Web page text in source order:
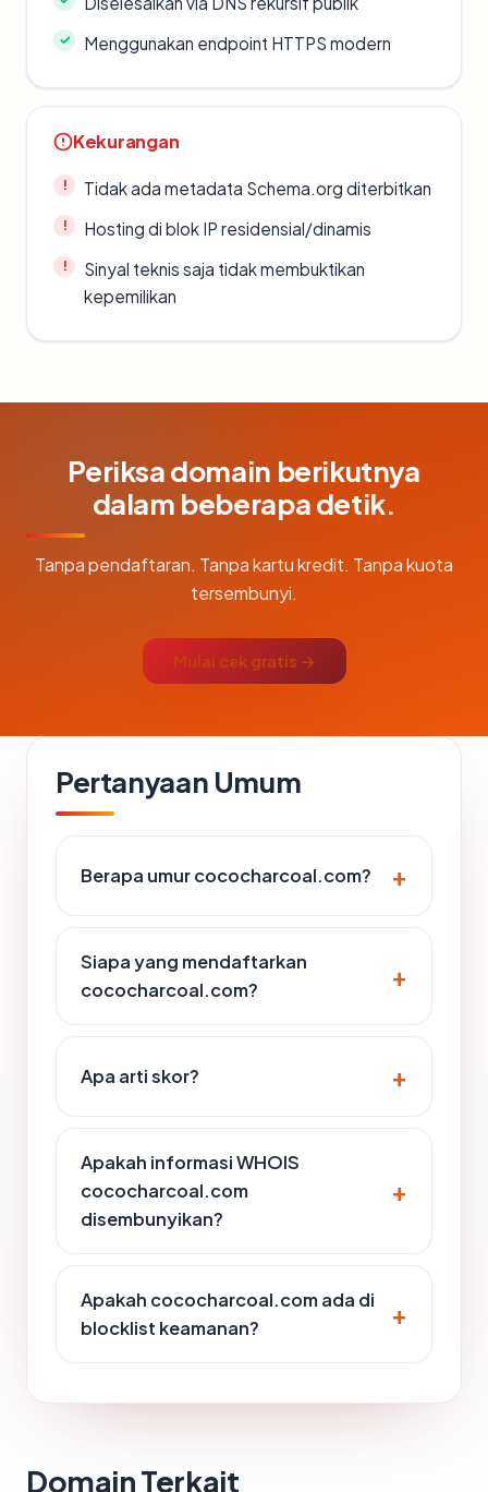
Menggunakan endpoint HTTPS modern
Kekurangan
Tidak ada metadata Schema.org diterbitkan
Hosting di blok IP residensial/dinamis
Sinyal teknis saja tidak membuktikan
kepemilikan
Periksa domain berikutnya
dalam beberapa detik.
Tanpa pendaftaran. Tanpa kartu kredit. Tanpa kuota
tersembunyi.
Mulai cek gratis →
Pertanyaan Umum
Berapa umur cococharcoal.com?
Siapa yang mendaftarkan
cococharcoal.com?
Apa arti skor?
Apakah informasi WHOIS
cococharcoal.com
disembunyikan?
Apakah cococharcoal.com ada di
blocklist keamanan?
Domain Terkait